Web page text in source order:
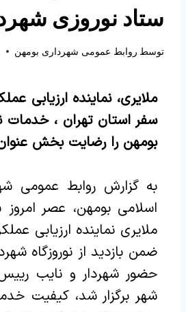
ستاد نوروزی
توسط روابط عمومی شهرداری بومهن
ملایری، نماینده ارزیابی
سفر استان تهران ، خدمات
بومهن را رضایت بخش
به گزارش روابط عمومی
ملایری نماینده ارزیابی
ضمن بازدید از نوروزگاه
حضور شهردار و نایب
شهر برگزار شد، کیفیت